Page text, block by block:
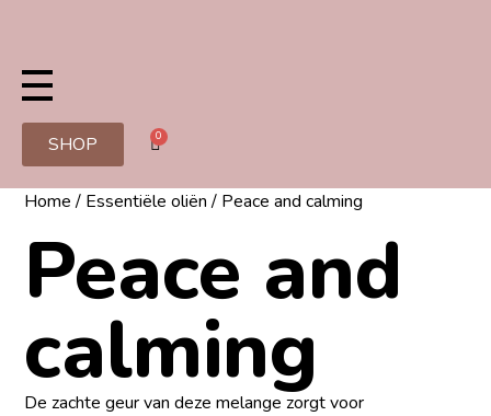
SHOP 0
Home/ Essentiële oliën/ Peace and calming
Peace and
calming
De zachte geur van deze melange zorgt voor